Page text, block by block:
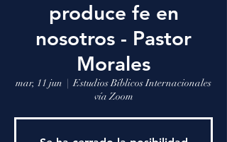
produce fe en
nosotros - Pastor
Morales
mar, 11 jun
  |
Estudios Bíblicos Internacionales
vía Zoom